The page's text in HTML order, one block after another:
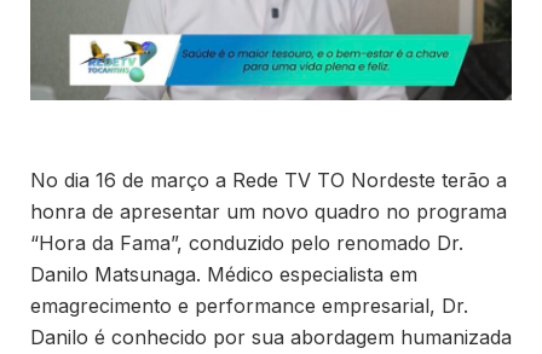
No dia 16 de março a Rede TV TO Nordeste terão a
honra de apresentar um novo quadro no programa
“Hora da Fama”, conduzido pelo renomado Dr.
Danilo Matsunaga. Médico especialista em
emagrecimento e performance empresarial, Dr.
Danilo é conhecido por sua abordagem humanizada